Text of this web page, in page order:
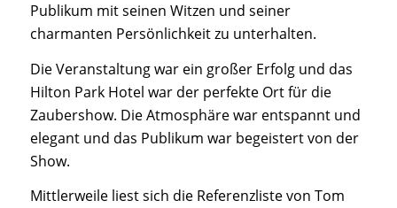
Publikum mit seinen Witzen und seiner
charmanten Persönlichkeit zu unterhalten.
Die Veranstaltung war ein großer Erfolg und das
Hilton Park Hotel war der perfekte Ort für die
Zaubershow. Die Atmosphäre war entspannt und
elegant und das Publikum war begeistert von der
Show.
Mittlerweile liest sich die Referenzliste von Tom